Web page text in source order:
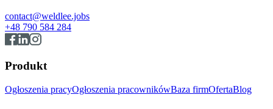
contact@weldlee.jobs
+48 790 584 284
Produkt
Ogłoszenia pracyOgłoszenia pracownikówBaza firmOfertaBlog